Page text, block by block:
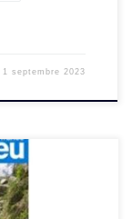
1 septembre 2023